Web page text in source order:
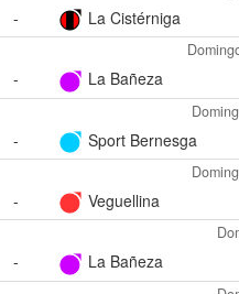
- La Cistérniga
- La Bañeza
- Sport Bernesga
- Veguellina
- La Bañeza